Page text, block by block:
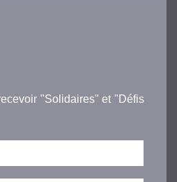
"Solidaires" et "Défis